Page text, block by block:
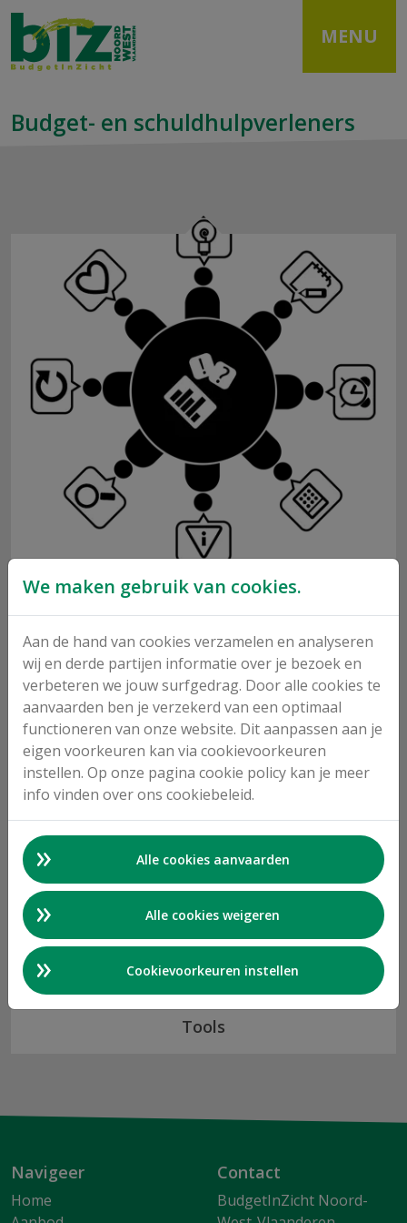
MENU
Budget- en schuldhulpverleners
Vorming en trefdagen
Tools
Navigeer
Home
Contact
BudgetInZicht Noord-
We maken gebruik van cookies.
Aan de hand van cookies verzamelen en analyseren
wij en derde partijen informatie over je bezoek en
verbeteren we jouw surfgedrag. Door alle cookies te
aanvaarden ben je verzekerd van een optimaal
functioneren van onze website. Dit aanpassen aan je
eigen voorkeuren kan via cookievoorkeuren
instellen. Op onze pagina cookie policy kan je meer
info vinden over ons cookiebeleid.
Alle cookies aanvaarden
Alle cookies weigeren
Cookievoorkeuren instellen